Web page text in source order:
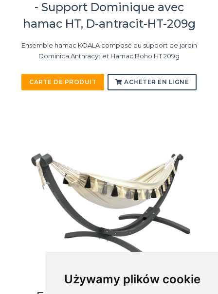
Używamy plików cookie
- Support Dominique avec
hamac HT, D-antracit-HT-209g
Ensemble hamac KOALA composé du support de jardin
Dominica Anthracyt et Hamac Boho HT 209g
CARTE DE PRODUIT ACHETER EN LIGNE